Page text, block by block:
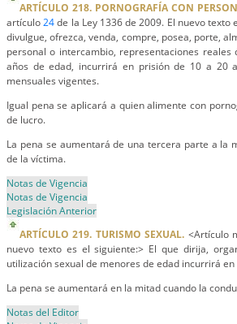
ARTÍCULO 218. PORNOGRAFÍA CON
artículo24de la Ley 1336 de 2009. El nuevo
divulgue, ofrezca, venda, compre, posea, porte,
personal o intercambio, representaciones
años de edad, incurrirá en prisión de 10 a 20
mensuales vigentes.
Igual pena se aplicará a quien alimente con
de lucro.
La pena se aumentará de una tercera parte a la
de la víctima.
Notas de Vigencia
Notas de Vigencia
Legislación Anterior
ARTÍCULO 219. TURISMO SEXUAL. <Artículo
nuevo texto es el siguiente:> El que dirija,
utilización sexual de menores de edad incurrirá
La pena se aumentará en la mitad cuando la
Notas del Editor